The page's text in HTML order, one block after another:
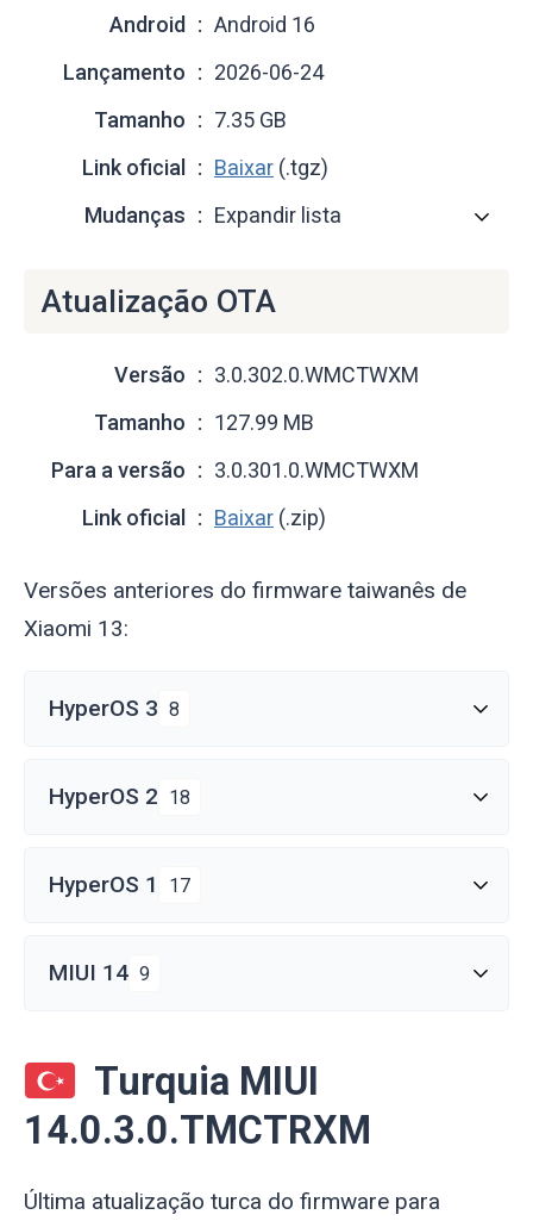
Android
Android 16
Lançamento
2026-06-24
Tamanho
7.35 GB
Link oficial
Baixar (.tgz)
Mudanças
Expandir lista
Atualização OTA
Versão
3.0.302.0.WMCTWXM
Tamanho
127.99 MB
Para a versão
3.0.301.0.WMCTWXM
Link oficial
Baixar (.zip)
Versões anteriores do firmware taiwanês de
Xiaomi 13:
HyperOS 3 8
HyperOS 2 18
HyperOS 1 17
MIUI 14 9
Turquia MIUI
14.0.3.0.TMCTRXM
Última atualização turca do firmware para